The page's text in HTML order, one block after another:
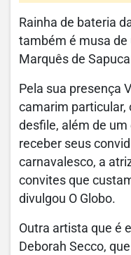
Rainha de bateria
também é musa
Marquês de
Pela sua presença
camarim particular,
desfile, além de
receber seus
carnavalesco, a
convites que
divulgou O Globo.
Outra artista que é
Deborah Secco,